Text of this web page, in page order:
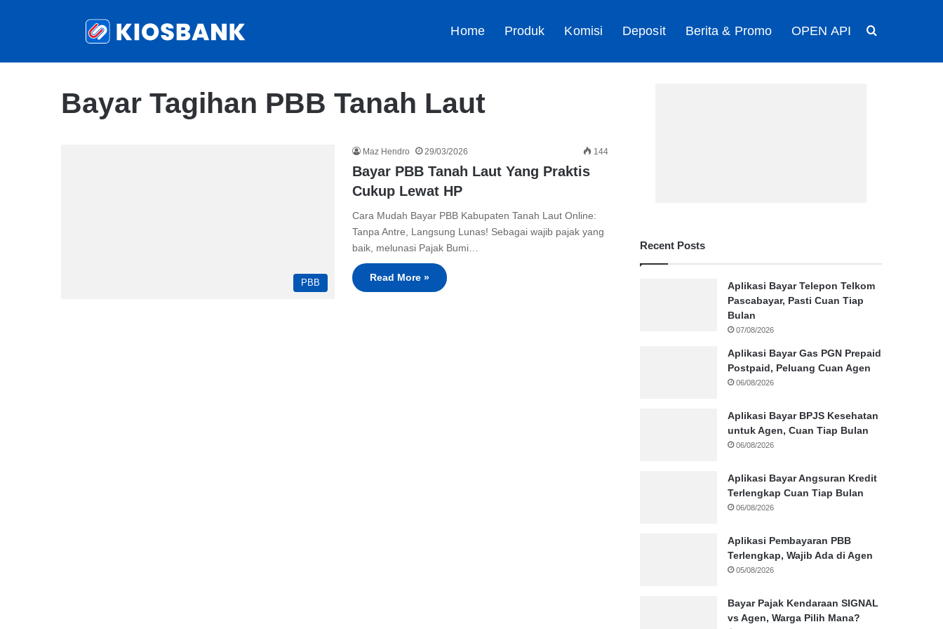
Home Produk Komisi Deposit Berita & Promo OPEN API
Bayar Tagihan PBB Tanah Laut
PBB
Maz Hendro 29/03/2026 144
Bayar PBB Tanah Laut Yang Praktis
Cukup Lewat HP
Cara Mudah Bayar PBB Kabupaten Tanah Laut Online:
Tanpa Antre, Langsung Lunas! Sebagai wajib pajak yang
baik, melunasi Pajak Bumi…
Read More »
Recent Posts
Aplikasi Bayar Telepon Telkom
Pascabayar, Pasti Cuan Tiap
Bulan
07/08/2026
Aplikasi Bayar Gas PGN Prepaid
Postpaid, Peluang Cuan Agen
06/08/2026
Aplikasi Bayar BPJS Kesehatan
untuk Agen, Cuan Tiap Bulan
06/08/2026
Aplikasi Bayar Angsuran Kredit
Terlengkap Cuan Tiap Bulan
06/08/2026
Aplikasi Pembayaran PBB
Terlengkap, Wajib Ada di Agen
05/08/2026
Bayar Pajak Kendaraan SIGNAL
vs Agen, Warga Pilih Mana?